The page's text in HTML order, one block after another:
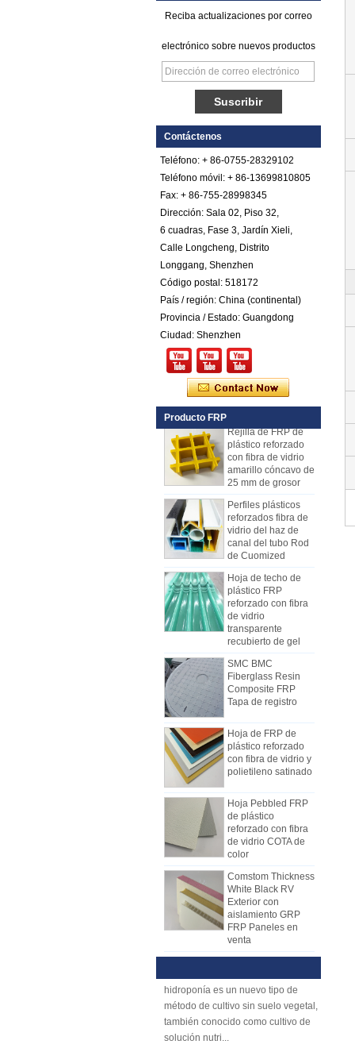
Reciba actualizaciones por correo
electrónico sobre nuevos productos
Contáctenos
Teléfono: + 86-0755-28329102
Teléfono móvil: + 86-13699810805
Fax: + 86-755-28998345
Dirección: Sala 02, Piso 32,
6 cuadras, Fase 3, Jardín Xieli,
Calle Longcheng, Distrito
Longgang, Shenzhen
Código postal: 518172
País / región: China (continental)
Provincia / Estado: Guangdong
Ciudad: Shenzhen
Producto FRP
Hoja de FRP de
plástico reforzado
Hoja Pebbled FRP
reforzado con fibra
de vidrio COTA de
color
Comstom Thickness
White Black RV
aislamiento GRP
FRP Paneles en
venta
Panel compuesto
reforzado con fibra
de vidrio FRP PU
de espuma de
plástico para
remolques
plástico reforzado
con fibra de vidrio
amarillo cóncavo de
25 mm de grosor
Perfiles plásticos
reforzados fibra de
vidrio del haz de
canal del tubo Rod
de Cuomized
Hoja de techo de
plástico FRP
reforzado con fibra
de vidrio
transparente
recubierto de gel
SMC BMC
Fiberglass Resin
Composite FRP
Tapa de registro
Hoja de FRP de
plástico reforzado
con fibra de vidrio y
polietileno satinado
Hoja Pebbled FRP
de plástico
reforzado con fibra
de vidrio COTA de
color
Comstom Thickness
White Black RV
Exterior con
aislamiento GRP
FRP Paneles en
venta
Panel compuesto
de espuma de
plástico para
remolques
Cómo elegir paneles de
carrocería de camiones
refrigerados
Debido al costo, la instalación y la
construcción, los paneles de
camionetas frigoríficas se fabricaron
gradualmente con paneles
compuestos de FRP. Los paneles
compuestos FRP están hechos de
pisos FRP y se utilizan como dos
capas de la parte inferior y superior,
además del papel de controlar el
peso, y también tienen buena
resistencia al impacto. La capa
intermedia utiliza diferentes tipos de
materiales de núcleo, como
material de núcleo de panal PP,
material de núcleo XPS, material de
núcleo de PU, etc.
Las diferencias entre la hoja de
mecanismo de FRP y las hojas de
Lay Lay-up
Al comienzo de la industria, la
mano de obra generalmente se
usaba para fabricar FRP, pero la
mayoría de los fabricantes usan la
línea de producción para producir
hojas de FRP ahora. La hoja de
mecanismo de FRP reemplazó
gradualmente la hoja de colocación
de la mano. La hoja de mecanismo
sobre la colocación de la mano. La
placa del mecanismo FRP tiene
una calidad estable y un espesor
uniforme. Superficie rentable,
Técnica y ventajas de la
descripción hidroponía
hidroponía es un nuevo tipo de
método de cultivo sin suelo vegetal,
también conocido como cultivo de
solución nutri...